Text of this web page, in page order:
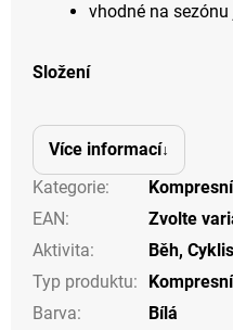
vhodné na
Složení
Více informací
Kategorie:
EAN:
Zvolte
Aktivita: Běh,
Typ produktu:
Barva: Bílá